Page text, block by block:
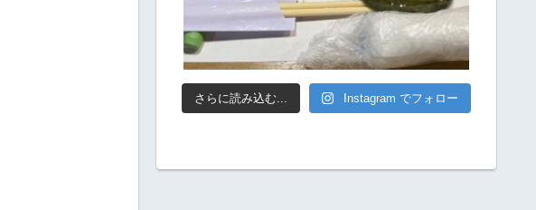
さらに読み込む... Instagram でフォロー